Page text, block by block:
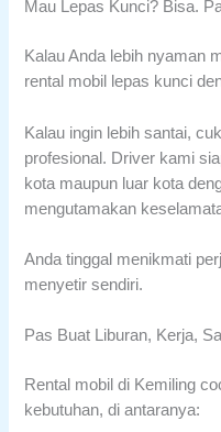
Mau Lepas Kunci? Bisa.
Kalau Anda lebih nyaman
rental mobil lepas kunci
Kalau ingin lebih santai,
profesional. Driver kami
kota maupun luar kota
mengutamakan
Anda tinggal menikmati
menyetir sendiri.
Pas Buat Liburan, Kerja,
Rental mobil di Kemiling
kebutuhan, di antaranya: